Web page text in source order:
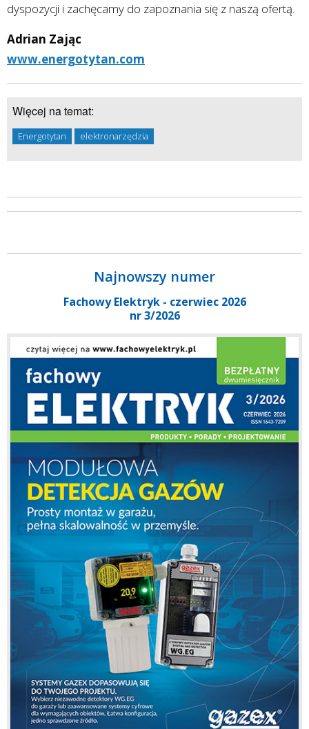
dyspozycji i zachęcamy do zapoznania się z naszą ofertą.
Adrian Zając
www.energotytan.com
Więcej na temat:
Energotytan elektronarzędzia
Najnowszy numer
Fachowy Elektryk - czerwiec 2026
nr 3/2026